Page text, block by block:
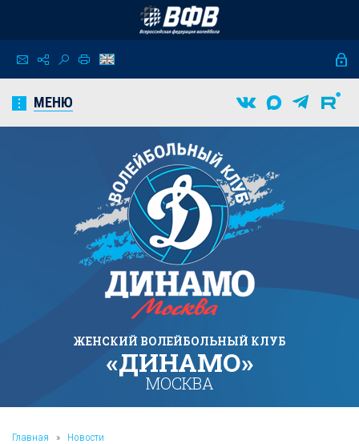
МЕНЮ
ЖЕНСКИЙ ВОЛЕЙБОЛЬНЫЙ КЛУБ
«ДИНАМО»
МОСКВА
Главная » Новости